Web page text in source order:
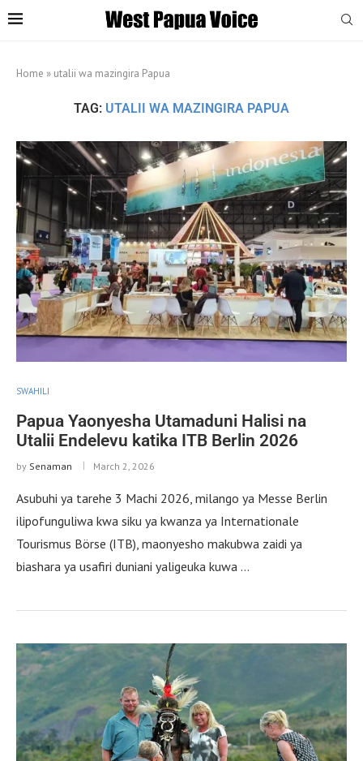
Home » utalii wa mazingira Papua
TAG: UTALII WA MAZINGIRA PAPUA
SWAHILI
Papua Yaonyesha Utamaduni Halisi na
Utalii Endelevu katika ITB Berlin 2026
by Senaman March 2, 2026
Asubuhi ya tarehe 3 Machi 2026, milango ya Messe Berlin
ilipofunguliwa kwa siku ya kwanza ya Internationale
Tourismus Börse (ITB), maonyesho makubwa zaidi ya
biashara ya usafiri duniani yaligeuka kuwa …